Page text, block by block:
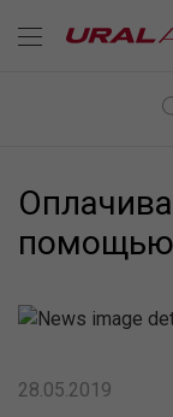
помощью
28.05.2019